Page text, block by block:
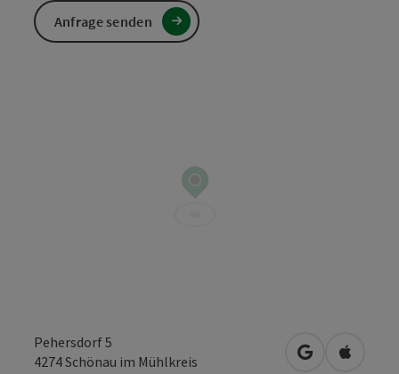
Pehersdorf 5
4274Schönau im Mühlkreis in Google
in
Anfrage senden